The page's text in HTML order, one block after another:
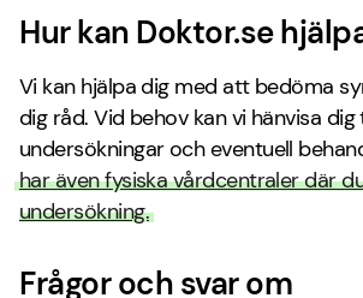
Hur kan Doktor.se
Vi kan hjälpa dig med att bedöma
dig råd. Vid behov kan vi hänvisa dig
undersökningar och eventuell
har även fysiska vårdcentraler där
undersökning.
Frågor och svar om